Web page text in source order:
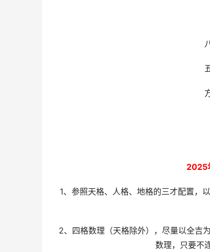
2025
1、参照天格、人格、地格的三才配置，
2、四格数理（天格除外），尽量以全吉
数理，只要不